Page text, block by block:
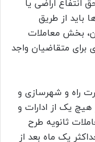
انتفاع اراضی یا
باید از طریق
بخش معاملات
برای متقاضیان واجد
راه و شهرسازی و
یک از ادارات و
ثانویه طرح
یک ماه بعد از